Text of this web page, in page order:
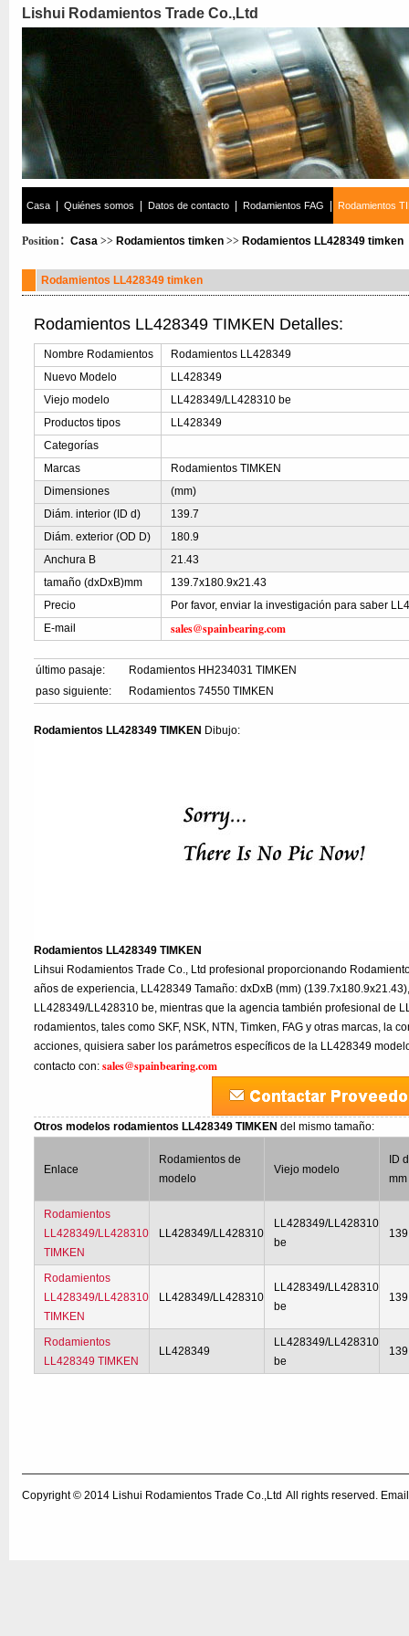
Lishui Rodamientos Trade Co.,Ltd
Casa Quiénes somos Datos de contacto Rodamientos FAG Rodamientos
Position： Casa >> Rodamientos timken >> Rodamientos LL428349 timken
Rodamientos LL428349 timken
Rodamientos LL428349 TIMKEN Detalles:
Nombre Rodamientos
Rodamientos LL428349
Nuevo Modelo
LL428349
Viejo modelo
LL428349/LL428310 be
Productos tipos
LL428349
Categorías
Marcas
Rodamientos TIMKEN
Dimensiones
(mm)
Diám. interior (ID d)
139.7
Diám. exterior (OD D)
180.9
Anchura B
21.43
tamaño (dxDxB)mm
139.7x180.9x21.43
Precio
Por favor, enviar la investigación para saber
E-mail
sales@spainbearing.com
último pasaje:
Rodamientos HH234031 TIMKEN
paso siguiente:
Rodamientos 74550 TIMKEN
Rodamientos LL428349 TIMKEN Dibujo:
Rodamientos LL428349 TIMKEN
Lihsui Rodamientos Trade Co., Ltd profesional proporcionando
años de experiencia, LL428349 Tamaño: dxDxB (mm)
LL428349/LL428310 be, mientras que la agencia también profesional de
rodamientos, tales como SKF, NSK, NTN, Timken, FAG y otras marcas, la
acciones, quisiera saber los parámetros específicos de la LL428349
contacto con:sales@spainbearing.com
Otros modelos rodamientos LL428349 TIMKENdel mismo tamaño:
Enlace
Rodamientos de
modelo
Viejo modelo
ID
mm
Rodamientos
LL428349/LL428310
TIMKEN
LL428349/LL428310
LL428349/LL428310
be
Rodamientos
LL428349/LL428310
TIMKEN
LL428349/LL428310
LL428349/LL428310
be
Rodamientos
LL428349 TIMKEN
LL428349
LL428349/LL428310
be
Copyright © 2014 Lishui Rodamientos Trade Co.,Ltd All rights reserved.